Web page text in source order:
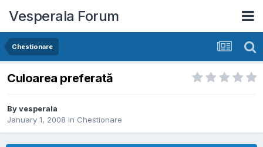
Vesperala Forum
Chestionare
Culoarea preferată
Byvesperala
January 1, 2008 in Chestionare